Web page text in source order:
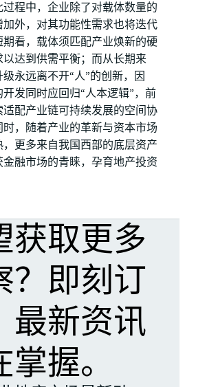
程中，企业除了对载体数量的
加外，对其功能性需求也将迭代
看，载体须匹配产业焕新的硬
达到供需平衡；而从长期来
永远离不开“人”的创新，因
发同时应回归“人本逻辑”，前
适配产业链可持续发展的空间协
时，随着产业的革新与资本市场
，更多来自我国西部的底层资产
融市场的青睐，孕育地产投资
获取更多
？即刻订
最新资讯
握。